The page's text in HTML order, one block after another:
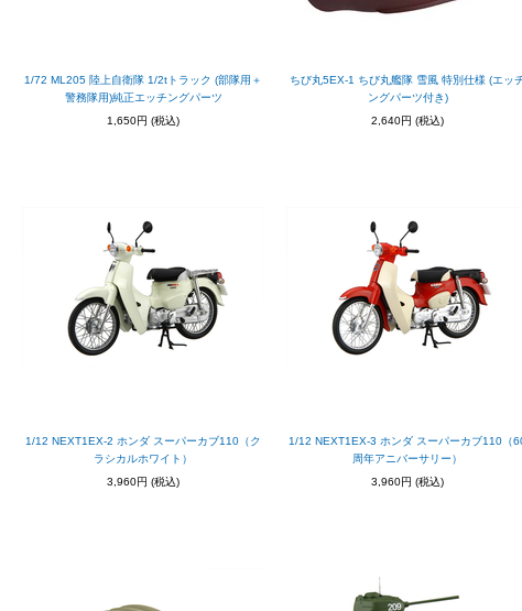
1/72 ML205 陸上自衛隊 1/2tトラック (部隊用＋
警務隊用)純正エッチングパーツ
1,650円 (税込)
ちび丸5EX-1 ちび丸艦隊 雪風 特別仕様 (エッ
ングパーツ付き)
2,640円 (税込)
1/12 NEXT1EX-2 ホンダ スーパーカブ110（ク
ラシカルホワイト）
3,960円 (税込)
1/12 NEXT1EX-3 ホンダ スーパーカブ110（
周年アニバーサリー）
3,960円 (税込)